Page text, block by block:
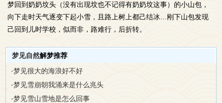
梦回到奶奶坟头（没有出现坟也不记得有奶奶坟这事）的小山包，
向下走时天气逐变下起小雪，且路上树上都己结冰…刚下山包发现
己回到儿时学校，似而非，路难行，后折转。
梦见自然解梦推荐
·梦见很大的海浪好不好
·梦见雪崩朝我涌来是什么兆头
·梦见雪山雪地是怎么回事